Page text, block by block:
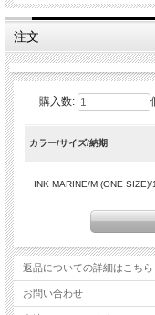
ドイツのSympatex社が開
メンブレンにポリエステル
キスタイルが出来上がって
Sympatexの高い品質基準
製品は、ライセンスプロダ
MOD.NAVY シリーズの全
MOD.NAVY Shoulder Bag
MOD.NAVYのDNAを踏襲
散効果により体感重量の
直感的な操作性を追求した
ユニホームからサンプリン
防水性・耐水圧・透湿性に
体圧分散効果により体感重
載。
注文
購入数:
カラー/サイズ/納期
INK MARINE/M (ONE
返品についての詳細はこちら
お問い合わせ